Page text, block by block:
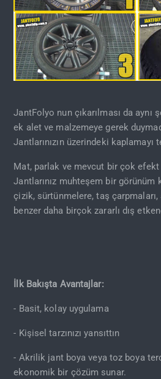
JantFolyo nun çıkarılması da aynı
ek alet ve malzemeye gerek
Jantlarınızın üzerindeki
Mat, parlak ve mevcut bir çok efekt
Jantlarınız muhteşem bir görünüm
çizik, sürtünmelere, taş
benzer daha birçok zararlı dış
İlk Bakışta Avantajlar:
- Basit, kolay uygulama
- Kişisel tarzınızı yansıttın
- Akrilik jant boya veya toz boya
ekonomik bir çözüm sunar.